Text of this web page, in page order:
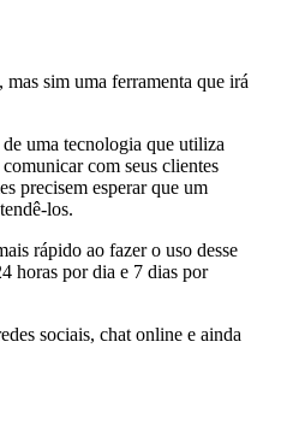
sim uma ferramenta que irá
uma tecnologia que utiliza
com seus clientes
precisem esperar que um
los.
rápido ao fazer o uso desse
horas por dia e 7 dias por
sociais, chat online e ainda